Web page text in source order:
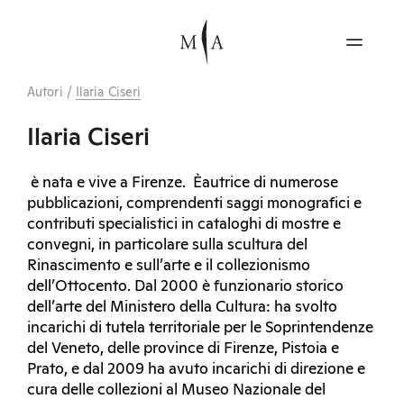
Autori / Ilaria Ciseri
Ilaria Ciseri
è nata e vive a Firenze. Èautrice di numerose
pubblicazioni, comprendenti saggi monografici e
contributi specialistici in cataloghi di mostre e
convegni, in particolare sulla scultura del
Rinascimento e sull’arte e il collezionismo
dell’Ottocento. Dal 2000 è funzionario storico
dell’arte del Ministero della Cultura: ha svolto
incarichi di tutela territoriale per le Soprintendenze
del Veneto, delle province di Firenze, Pistoia e
Prato, e dal 2009 ha avuto incarichi di direzione e
cura delle collezioni al Museo Nazionale del